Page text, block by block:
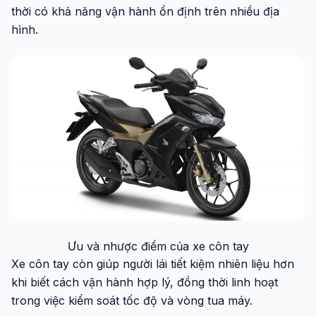
thời có khả năng vận hành ổn định trên nhiều địa
hình.
Ưu và nhược điểm của xe côn tay
Xe côn tay còn giúp người lái tiết kiệm nhiên liệu hơn
khi biết cách vận hành hợp lý, đồng thời linh hoạt
trong việc kiểm soát tốc độ và vòng tua máy.